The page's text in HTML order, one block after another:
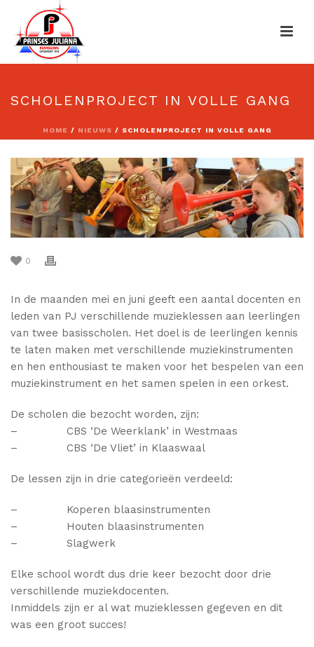
SCHOLENPROJECT IN VOLLE GANG
HOME / NIEUWS / SCHOLENPROJECT IN VOLLE GANG
0
In de maanden mei en juni geeft een aantal docenten en
leden van PJ verschillende muzieklessen aan leerlingen
van twee basisscholen. Het doel is de leerlingen kennis
te laten maken met verschillende muziekinstrumenten
en hen enthousiast te maken voor het bespelen van een
muziekinstrument en het samen spelen in een orkest.
De scholen die bezocht worden, zijn:
– CBS ‘De Weerklank’ in Westmaas
– CBS ‘De Vliet’ in Klaaswaal
De lessen zijn in drie categorieën verdeeld:
– Koperen blaasinstrumenten
– Houten blaasinstrumenten
– Slagwerk
Elke school wordt dus drie keer bezocht door drie
verschillende muziekdocenten.
Inmiddels zijn er al wat muzieklessen gegeven en dit
was een groot succes!